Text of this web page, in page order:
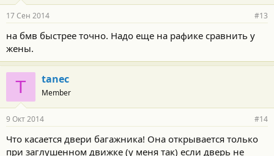
17 Сен 2014 #13
на бмв быстрее точно. Надо еще на рафике сравнить у
жены.
T tanec
Member
9 Окт 2014 #14
Что касается двери багажника! Она открывается только
при заглушенном движке (у меня так) если дверь не